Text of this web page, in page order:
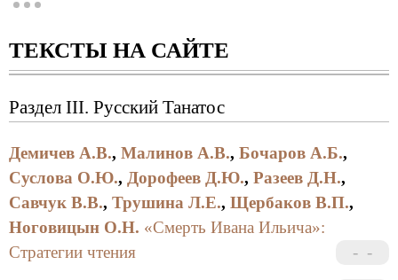
названия несколько изменились («Метафизика
социокультурном измерении»). Вместе с тем,
традиционный заголовок «Лаборатория» имеет
выпусками. Теперь это не только
но и пространство для предъявления результатов
серьезных научных исследований. В завершение
сборника читатель имеет возможность
познакомиться с публикуемыми на русском языке
впервые отрывком из работы известного
американского исследователя М. Стюарта.
ТЕКСТЫ НА САЙТЕ
Раздел III. Русский Танатос
Демичев А.В., Малинов А.В., Бочаров А.Б.,
Суслова О.Ю., Дорофеев Д.Ю., Разеев Д.Н.,
Савчук В.В., Трушина Л.Е., Щербаков В.П.,
Ноговицын О.Н. «Смерть Ивана Ильича»:
Стратегии чтения